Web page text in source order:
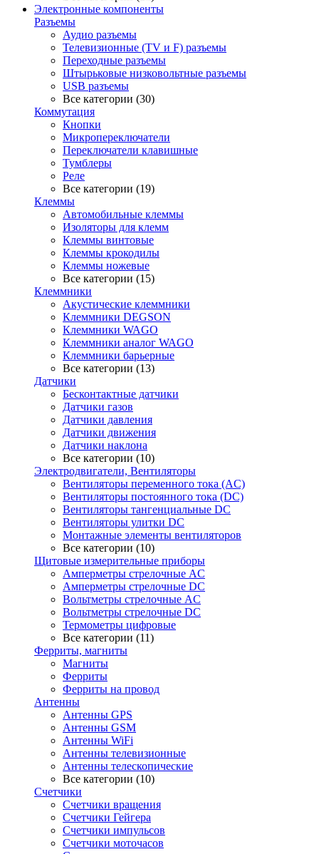
Электронные компоненты
Разъемы
Аудио разъемы
Телевизионные (TV и F) разъемы
Переходные разъемы
Штырьковые низковольтные разъемы
USB разъемы
Все категории (30)
Коммутация
Кнопки
Микропереключатели
Переключатели клавишные
Тумблеры
Реле
Все категории (19)
Клеммы
Автомобильные клеммы
Изоляторы для клемм
Клеммы винтовые
Клеммы крокодилы
Клеммы ножевые
Все категории (15)
Клеммники
Акустические клеммники
Клеммники DEGSON
Клеммники WAGO
Клеммники аналог WAGO
Клеммники барьерные
Все категории (13)
Датчики
Бесконтактные датчики
Датчики газов
Датчики давления
Датчики движения
Датчики наклона
Все категории (10)
Электродвигатели, Вентиляторы
Вентиляторы переменного тока (AC)
Вентиляторы постоянного тока (DC)
Вентиляторы тангенциальные DC
Вентиляторы улитки DC
Монтажные элементы вентиляторов
Все категории (10)
Щитовые измерительные приборы
Амперметры стрелочные AC
Амперметры стрелочные DC
Вольтметры стрелочные AC
Вольтметры стрелочные DC
Термометры цифровые
Все категории (11)
Ферриты, магниты
Магниты
Ферриты
Ферриты на провод
Антенны
Антенны GPS
Антенны GSM
Антенны WiFi
Антенны телевизионные
Антенны телескопические
Все категории (10)
Счетчики
Счетчики вращения
Счетчики Гейгера
Счетчики импульсов
Счетчики моточасов